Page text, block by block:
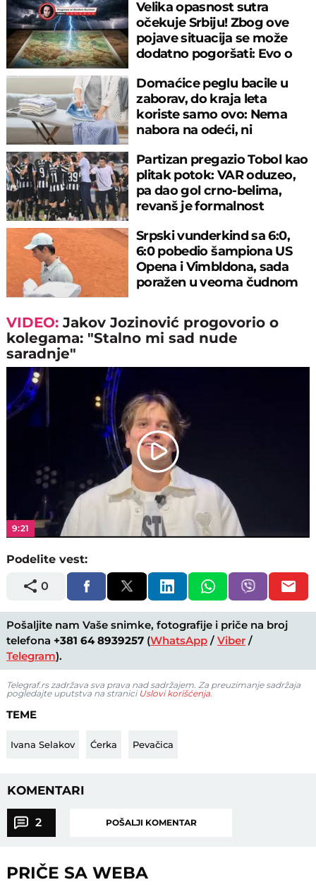
Velika opasnost sutra
očekuje Srbiju! Zbog ove
pojave situacija se može
dodatno pogoršati: Evo o
Domaćice peglu bacile u
zaborav, do kraja leta
koriste samo ovo: Nema
nabora na odeći, ni
Partizan pregazio Tobol kao
plitak potok: VAR oduzeo,
pa dao gol crno-belima,
revanš je formalnost
Srpski vunderkind sa 6:0,
6:0 pobedio šampiona US
Opena i Vimbldona, sada
poražen u veoma čudnom
VIDEO:Jakov Jozinović progovorio o
kolegama: "Stalno mi sad nude
saradnje"
Play
Video
9:21
Podelite vest:
0
Pošaljite nam Vaše snimke, fotografije i priče na broj
telefona +381 64 8939257 (WhatsApp /Viber /
Telegram).
Telegraf.rs zadržava sva prava nad sadržajem. Za preuzimanje sadržaja
pogledajte uputstva na stranici Uslovi korišćenja.
TEME
Ivana Selakov Ćerka Pevačica
KOMENTARI
2 POŠALJI KOMENTAR
PRIČE SA WEBA